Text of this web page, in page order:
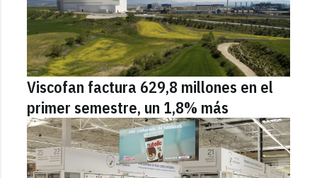
Viscofan factura 629,8 millones en el
primer semestre, un 1,8% más